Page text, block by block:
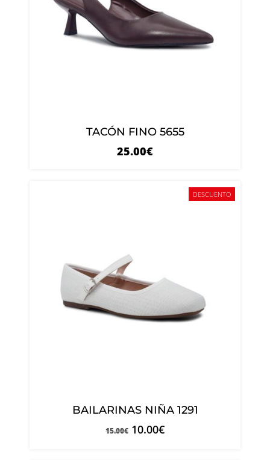
TACÓN FINO 5655
25.00€
DESCUENTO
BAILARINAS NIÑA 1291
15.00€ 10.00€